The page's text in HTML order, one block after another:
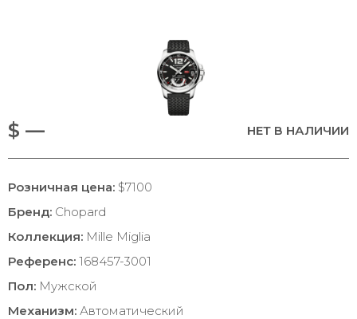
$ — НЕТ В НАЛИЧИИ
Розничная цена: $7100
Бренд: Chopard
Коллекция: Mille Miglia
Референс: 168457-3001
Пол: Мужской
Механизм: Автоматический